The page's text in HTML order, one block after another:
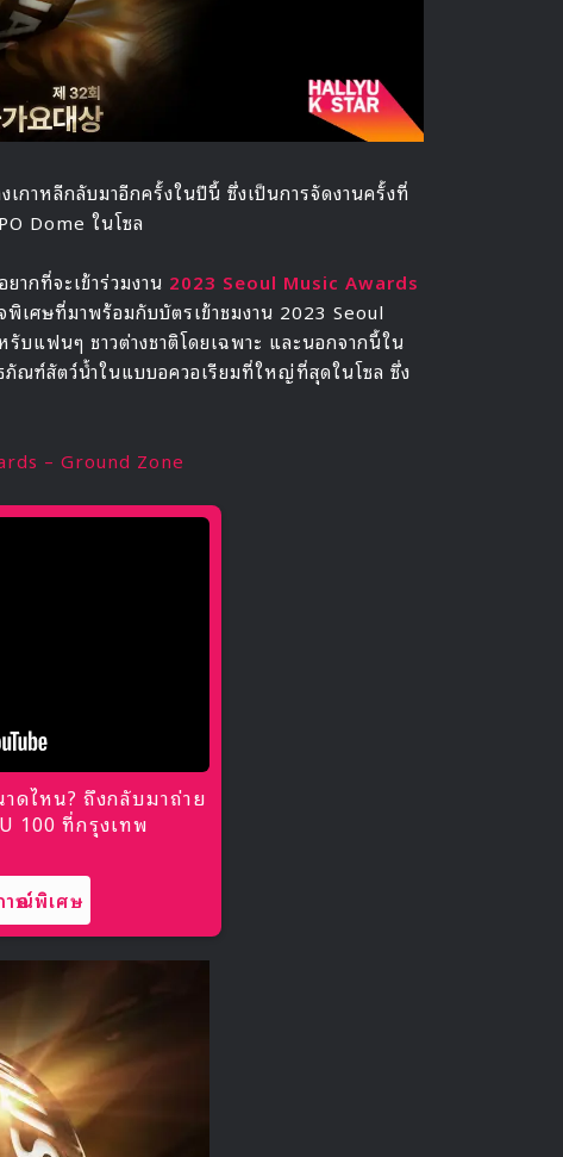
เกาหลีกลับมาอีกครั้งในปีนี้ ซึ่งเป็นการจัดงานครั้งที่
Dome ในโซล
ากที่จะเข้าร่วมงาน 2023 Seoul Music Awards
เศษที่มาพร้อมกับบัตรเข้าชมงาน 2023 Seoul
บแฟนๆ ชาวต่างชาติโดยเฉพาะ และนอกจากนี้ใน
ณฑ์สัตว์น้ำในแบบอควอเรียมที่ใหญ่ที่สุดในโซล ซึ่ง
– Ground Zone
ดไหน? ถึงกลับมาถ่าย
100 ที่กรุงเทพ
ณ์พิเศษ